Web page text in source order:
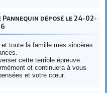
déposé le 24-02-
toute la famille mes sincères
cette terrible épreuve.
et continuera à vous
et votre cœur.